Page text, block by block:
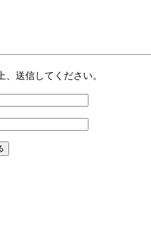
、送信してください。